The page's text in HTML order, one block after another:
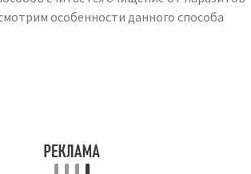
особенности данного способа